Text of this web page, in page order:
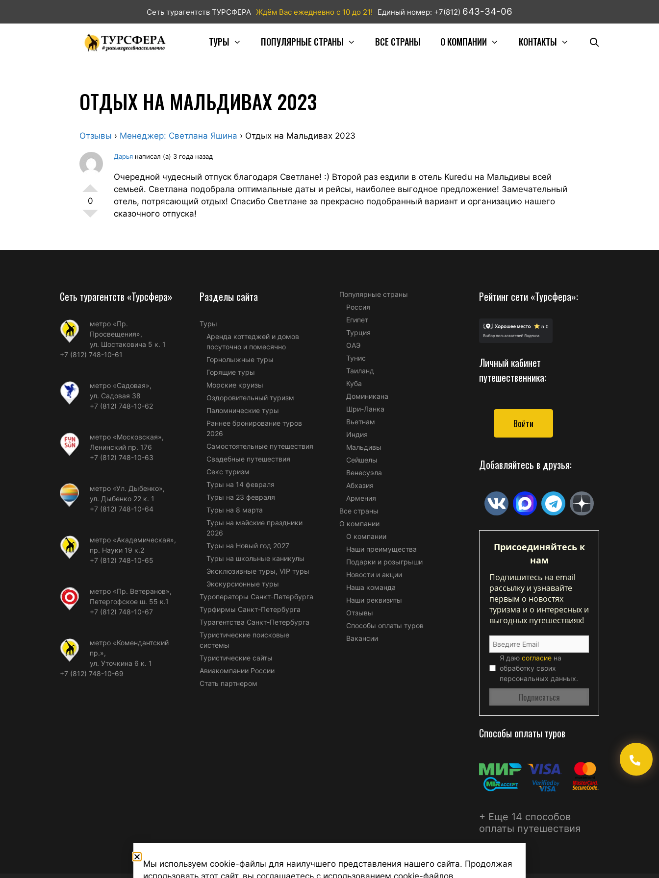
Сеть турагентств ТУРСФЕРА Ждём Вас ежедневно с 10 до 21! Единый номер: +7(812) 643-34-06
ТУРЫ ПОПУЛЯРНЫЕ СТРАНЫ ВСЕ СТРАНЫ О КОМПАНИИ КОНТАКТЫ
ОТДЫХ НА МАЛЬДИВАХ 2023
Отзывы › Менеджер: Светлана Яшина › Отдых на Мальдивах 2023
0
Дарья написал (а) 3 года назад
Очередной чудесный отпуск благодаря Светлане! :) Второй раз ездили в отель Kuredu на Мальдивы всей
семьей. Светлана подобрала оптимальные даты и рейсы, наиболее выгодное предложение! Замечательный
отель, потрясающий отдых! Спасибо Светлане за прекрасно подобранный вариант и организацию нашего
сказочного отпуска!​
Сеть турагентств «Турсфера»
метро «Пр.
Просвещения»,
ул. Шостаковича 5 к. 1
+7 (812) 748-10-61
метро «Садовая»,
ул. Садовая 38
+7 (812) 748-10-62
метро «Московская»,
Ленинский пр. 176
+7 (812) 748-10-63
метро «Ул. Дыбенко»,
ул. Дыбенко 22 к. 1
+7 (812) 748-10-64
метро «Академическая»,
пр. Науки 19 к.2
+7 (812) 748-10-65
метро «Пр. Ветеранов»,
Петергофское ш. 55 к.1
+7 (812) 748-10-67
метро «Комендантский
пр.»,
ул. Уточкина 6 к. 1
+7 (812) 748-10-69
Разделы сайта
Туры
Аренда коттеджей и домов
посуточно и помесячно
Горнолыжные туры
Горящие туры
Морские круизы
Оздоровительный туризм
Паломнические туры
Раннее бронирование туров
2026
Самостоятельные путешествия
Свадебные путешествия
Секс туризм
Туры на 14 февраля
Туры на 23 февраля
Туры на 8 марта
Туры на майские праздники
2026
Туры на Новый год 2027
Туры на школьные каникулы
Эксклюзивные туры, VIP туры
Экскурсионные туры
Туроператоры Санкт-Петербурга
Турфирмы Санкт-Петербурга
Турагентства Санкт-Петербурга
Туристические поисковые
системы
Туристические сайты
Авиакомпании России
Стать партнером
Популярные страны
Россия
Египет
Турция
ОАЭ
Тунис
Таиланд
Куба
Доминикана
Шри-Ланка
Вьетнам
Индия
Мальдивы
Сейшелы
Венесуэла
Абхазия
Армения
Все страны
О компании
О компании
Наши преимущества
Подарки и розыгрыши
Новости и акции
Наша команда
Наши реквизиты
Отзывы
Способы оплаты туров
Вакансии
Рейтинг сети «Турсфера»:
Личный кабинет
путешественника:
Войти
Добавляйтесь в друзья:
Присоединяйтесь к
нам
Подпишитесь на email
рассылку и узнавайте
первым о новостях
туризма и о интересных и
выгодных путешествиях!
Я даю согласие на
обработку своих
персональных данных.
Способы оплаты туров
+ Еще 14 способов
оплаты путешествия
Мы используем cookie-файлы для наилучшего представления нашего сайта. Продолжая
использовать этот сайт, вы соглашаетесь с использованием cookie-файлов.